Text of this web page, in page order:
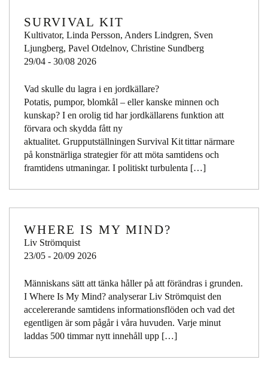
SURVIVAL KIT
Kultivator, Linda Persson, Anders Lindgren, Sven
Ljungberg, Pavel Otdelnov, Christine Sundberg
29/04 - 30/08 2026
Vad skulle du lagra i en jordkällare?
Potatis, pumpor, blomkål – eller kanske minnen och
kunskap? I en orolig tid har jordkällarens funktion att
förvara och skydda fått ny
aktualitet. Grupputställningen Survival Kit tittar närmare
på konstnärliga strategier för att möta samtidens och
framtidens utmaningar. I politiskt turbulenta […]
WHERE IS MY MIND?
Liv Strömquist
23/05 - 20/09 2026
Människans sätt att tänka håller på att förändras i grunden.
I Where Is My Mind? analyserar Liv Strömquist den
accelererande samtidens informationsflöden och vad det
egentligen är som pågår i våra huvuden. Varje minut
laddas 500 timmar nytt innehåll upp […]